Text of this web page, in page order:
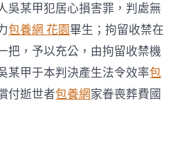
吳某甲犯居心損害罪，判處無
包養網 花園畢生；拘留收禁在
把，予以充公，由拘留收禁機
某甲于本判決產生法令效率包
付逝世者包養網家眷喪葬費國